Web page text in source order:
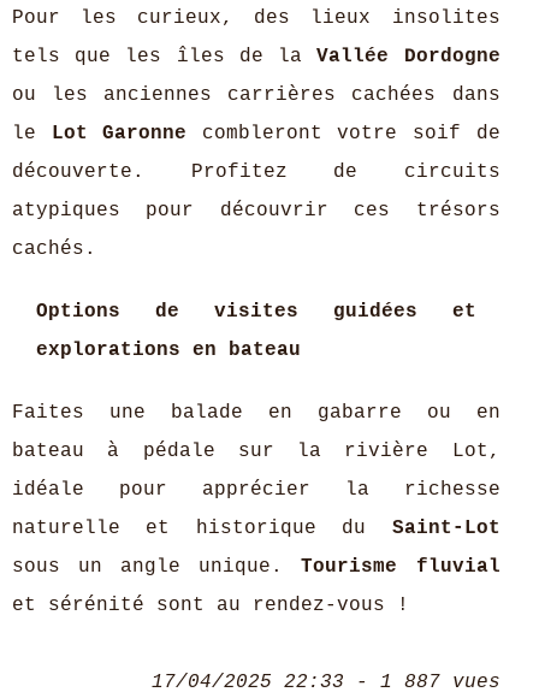
Pour les curieux, des lieux insolites
tels que les îles de laVallée Dordogne
ou les anciennes carrières cachées dans
le Lot Garonne combleront votre soif de
découverte. Profitez de circuits
atypiques pour découvrir ces trésors
cachés.
Options de visites guidées et
explorations en bateau
Faites une balade en gabarre ou en
bateau à pédale sur la rivière Lot,
idéale pour apprécier la richesse
naturelle et historique du Saint-Lot
sous un angle unique.Tourisme fluvial
et sérénité sont au rendez-vous !
17/04/2025 22:33 - 1 887 vues